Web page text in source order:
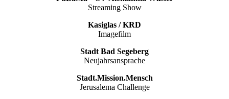
Streaming Show
Kasiglas / KRD
Imagefilm
Stadt Bad Segeberg
Neujahrsansprache
Stadt.Mission.Mensch
Jerusalema Challenge